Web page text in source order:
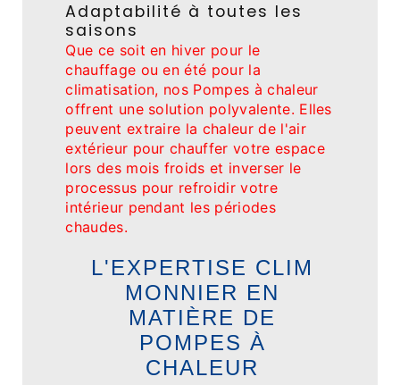
Adaptabilité à toutes les
saisons
Que ce soit en hiver pour le
chauffage ou en été pour la
climatisation, nos Pompes à chaleur
offrent une solution polyvalente. Elles
peuvent extraire la chaleur de l'air
extérieur pour chauffer votre espace
lors des mois froids et inverser le
processus pour refroidir votre
intérieur pendant les périodes
chaudes.
L'EXPERTISE CLIM
MONNIER EN
MATIÈRE DE
POMPES À
CHALEUR